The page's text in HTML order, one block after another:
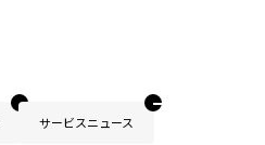
サービスニュース